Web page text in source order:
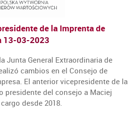
de la Imprenta de
13-03-2023
Junta General Extraordinaria de
cambios en el Consejo de
El anterior vicepresidente de la
presidente del consejo a Maciej
desde 2018.